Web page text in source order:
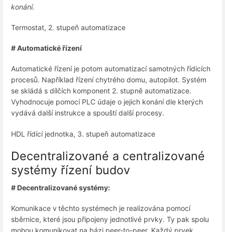
konání.
Termostat, 2. stupeň automatizace
# Automatické řízení
Automatické řízení je potom automatizací samotných řídicích
procesů. Například řízení chytrého domu, autopilot. Systém
se skládá s dílčích komponent 2. stupně automatizace.
Vyhodnocuje pomocí PLC údaje o jejich konání dle kterých
vydává další instrukce a spouští další procesy.
HDL řídící jednotka, 3. stupeň automatizace
Decentralizované a centralizované
systémy řízení budov
# Decentralizované systémy:
Komunikace v těchto systémech je realizována pomocí
sběrnice, které jsou připojeny jednotlivé prvky. Ty pak spolu
mohou komunikovat na bázi peer-to-peer. Každý prvek